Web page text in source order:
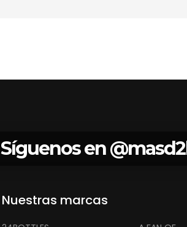
Síguenos en
Nuestras marcas